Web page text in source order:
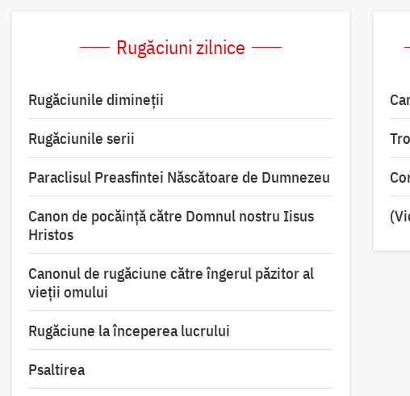
Rugăciuni zilnice
Rugăciunile dimineții
Rugăciunile serii
Paraclisul Preasfintei Născătoare de Dumnezeu
Canon de pocăință către Domnul nostru Iisus
Hristos
Canonul de rugăciune către îngerul păzitor al
vieții omului
Rugăciune la începerea lucrului
Psaltirea